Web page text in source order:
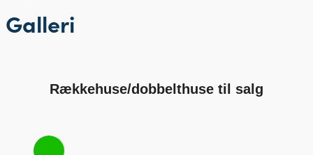
Galleri
Rækkehuse/dobbelthuse til salg